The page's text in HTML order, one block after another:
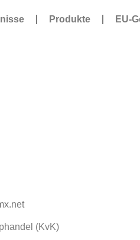
Produkte EU-
(KvK)